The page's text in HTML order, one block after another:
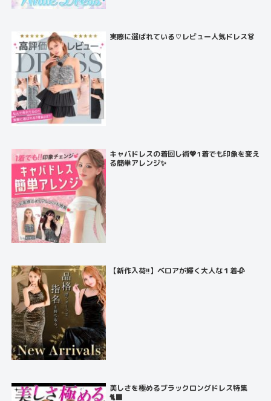
実際に選ばれている♡レビュー人気ドレス👗
キャバドレスの着回し術💖1着でも印象を変え
る簡単アレンジ✨
【新作入荷!!】ベロアが輝く大人な１着🥀
美しさを極めるブラックロングドレス特集
🐈‍⬛